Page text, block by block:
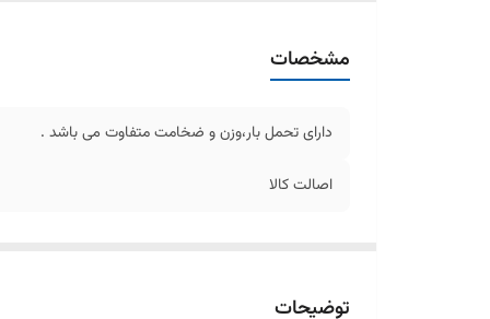
مشخصات
دارای تحمل بار،وزن و ضخامت متفاوت می باشد .
اصالت کالا
توضیحات